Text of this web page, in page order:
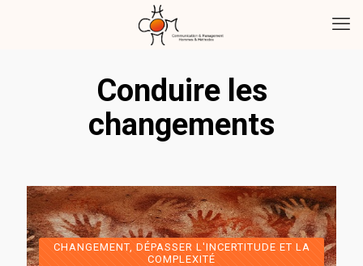
Conduire les
changements
CHANGEMENT, DÉPASSER L'INCERTITUDE ET LA
COMPLEXITÉ